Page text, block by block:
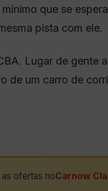
que se
pista com ele.
Lugar de gente
de um carro de
ofertas noCarnow